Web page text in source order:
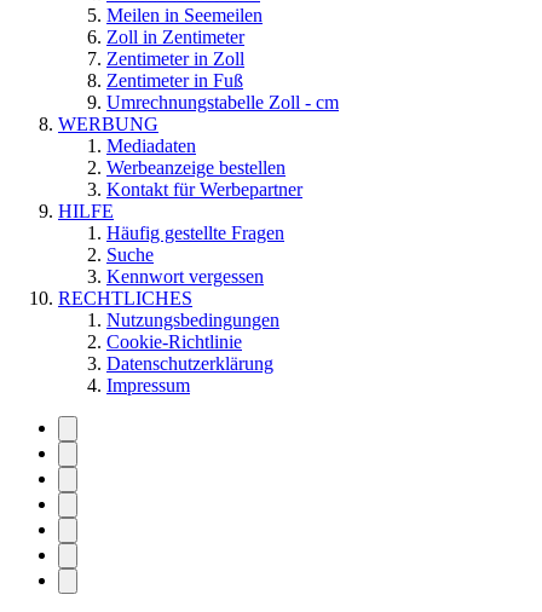
Meilen in Seemeilen
Zoll in Zentimeter
Zentimeter in Zoll
Zentimeter in Fuß
Umrechnungstabelle Zoll - cm
WERBUNG
Mediadaten
Werbeanzeige bestellen
Kontakt für Werbepartner
HILFE
Häufig gestellte Fragen
Suche
Kennwort vergessen
RECHTLICHES
Nutzungsbedingungen
Cookie-Richtlinie
Datenschutzerklärung
Impressum